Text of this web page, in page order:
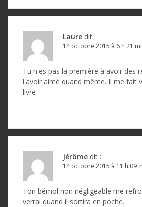
Laure dit :
14 octobre 2015 à 6 h 21
Tu n'es pas la première à avoir des
l'avoir aimé quand même. Il me fait
livre
Jérôme dit :
14 octobre 2015 à 11 h 09
Ton bémol non négligeable me
verrai quand il sortira en poche.